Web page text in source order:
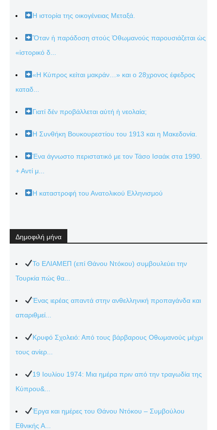
Η ιστορία της οικογένειας Μεταξά.
Ὅταν ἡ παράδοση στούς Ὀθωμανούς παρουσιάζεται ὡς
«ἱστορικό δ...
«Η Κύπρος κείται μακράν…» και ο 28χρονος έφεδρος
καταδ...
Γιατί δέν προβάλλεται αὐτή ἡ νεολαία;
Η Συνθήκη Βουκουρεστίου του 1913 και η Μακεδονία.
Ένα άγνωστο περιστατικό με τον Τάσο Ισαάκ στα 1990.
+ Αντί μ...
Η καταστροφή του Ανατολικού Ελληνισμού
Δημοφιλή μήνα
Το ΕΛΙΑΜΕΠ (επί Θάνου Ντόκου) συμβουλεύει την
Τουρκία πώς θα...
Ένας ιερέας απαντά στην ανθελληνική προπαγάνδα και
απαριθμεί...
Κρυφό Σχολειό: Από τους βάρβαρους Οθωμανούς μέχρι
τους ανίερ...
19 Ιουλίου 1974: Μια ημέρα πριν από την τραγωδία της
Κύπρου&...
Έργα και ημέρες του Θάνου Ντόκου – Συμβούλου
Εθνικής Α...